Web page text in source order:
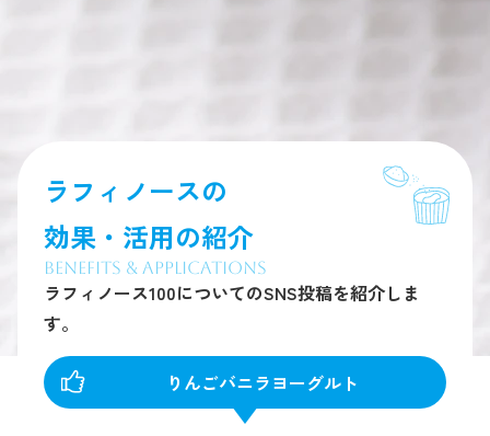
ラフィノースの
効果・活用の紹介
Benefits & Applications
ラフィノース100についてのSNS投稿を紹介しま
す。
りんごバニラヨーグルト